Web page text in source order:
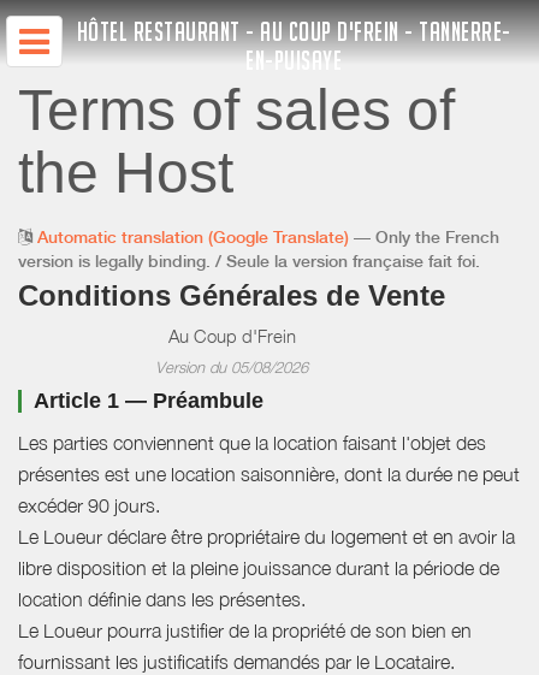
HÔTEL RESTAURANT - AU COUP D'FREIN - TANNERRE-
EN-PUISAYE
Terms of sales of
the Host
Automatic translation (Google Translate) — Only the French
version is legally binding. / Seule la version française fait foi.
Conditions Générales de Vente
Au Coup d'Frein
Version du 05/08/2026
Article 1 — Préambule
Les parties conviennent que la location faisant l'objet des
présentes est une location saisonnière, dont la durée ne peut
excéder 90 jours.
Le Loueur déclare être propriétaire du logement et en avoir la
libre disposition et la pleine jouissance durant la période de
location définie dans les présentes.
Le Loueur pourra justifier de la propriété de son bien en
fournissant les justificatifs demandés par le Locataire.